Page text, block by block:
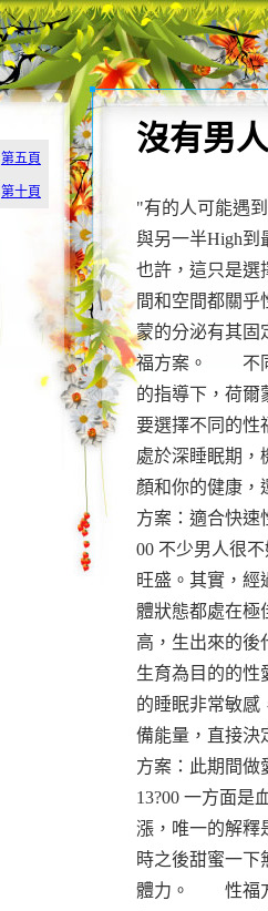
第五頁
第十頁
沒有男
"有的人可能遇
與另一半High到
也許，這只是選
間和空間都關乎
蒙的分泌有其固
福方案。 不
的指導下，荷爾
要選擇不同的
處於深睡眠期，
顏和你的健康
方案：適合快
00 不少男人很
旺盛。其實，經
體狀態都處在極
高，生出來的
生育為目的的
的睡眠非常敏感
備能量，直接
方案：此期間
13?00 一方面是
漲，唯一的解釋
時之後甜蜜一下
體力。 性福